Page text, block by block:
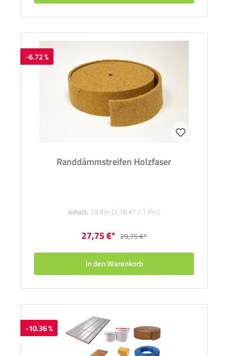
-6.72 %
Randdämmstreifen Holzfaser
Inhalt: 10 lfm (2,78 €* / 1 lfm)
27,75 €* 29,75 €*
In den Warenkorb
-10.36 %